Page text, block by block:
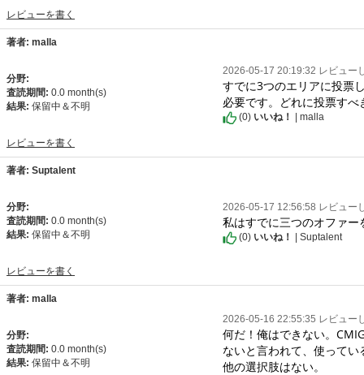
レビューを書く
著者: malla
分野:
査読期間: 0.0 month(s)
結果: 保留中＆不明
レビューを書く
2026-05-17 20:19:32 レビュー
すでに3つのエリアに投票
必要です。どれに投票す
(0) いいね！ | malla
著者: Suptalent
分野:
査読期間: 0.0 month(s)
結果: 保留中＆不明
レビューを書く
2026-05-17 12:56:58 レビュー
私はすでに三つのオファ
(0) いいね！ | Suptalent
著者: malla
分野:
査読期間: 0.0 month(s)
結果: 保留中＆不明
2026-05-16 22:55:35 レビュー
何だ！俺はできない。
ないと言われて、使って
他の選択肢はない。